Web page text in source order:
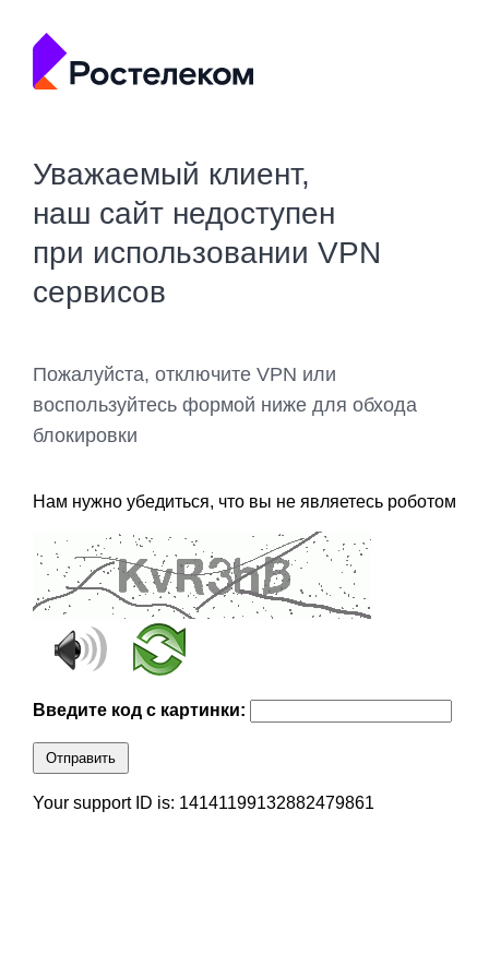
Уважаемый клиент,
наш сайт недоступен
при использовании VPN
сервисов
Пожалуйста, отключите VPN или
воспользуйтесь формой ниже для обхода
блокировки
Нам нужно убедиться, что вы не являетесь роботом
Введите код с картинки:
Отправить
Your support ID is: 14141199132882479861